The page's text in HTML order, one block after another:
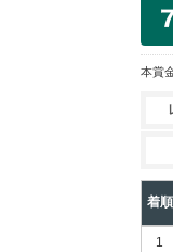
本賞
着順
1